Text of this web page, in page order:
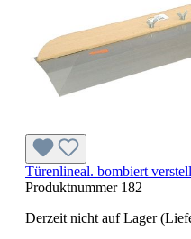
Türenlineal. bombiert
Produktnummer 182
Derzeit nicht auf Lager